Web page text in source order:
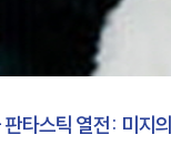
타스틱 열전: 미지